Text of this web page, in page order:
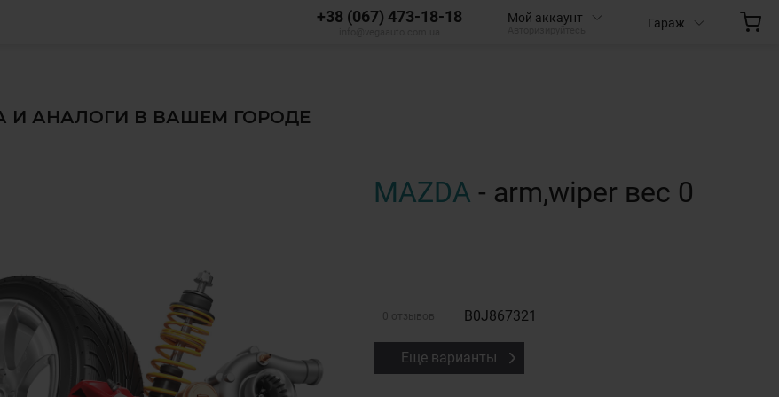
+38 (067) 473-18-18 Мой аккаунт Гараж
И АНАЛОГИ В ВАШЕМ ГОРОДЕ
MAZDA - arm,wiper вес 0
0 отзывов B0J867321
Еще варианты